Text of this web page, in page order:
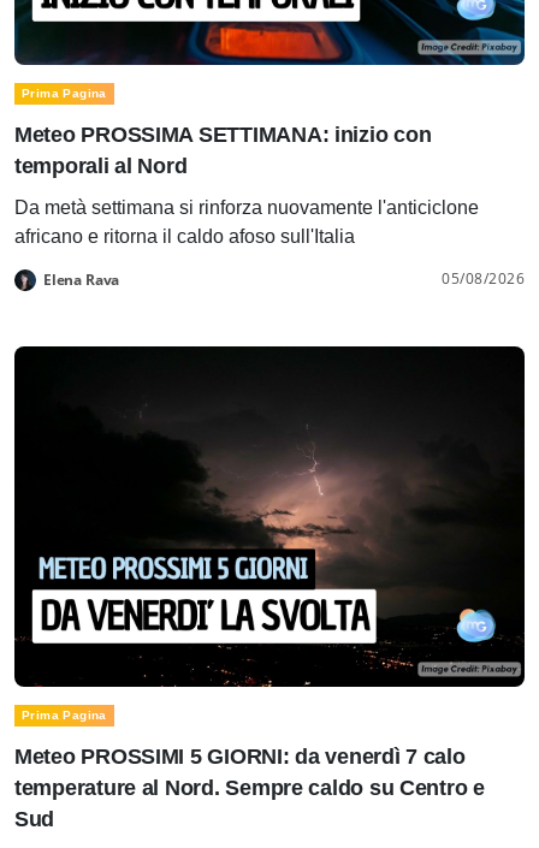
Prima Pagina
Meteo PROSSIMA SETTIMANA: inizio con
temporali al Nord
Da metà settimana si rinforza nuovamente l'anticiclone
africano e ritorna il caldo afoso sull'Italia
Elena Rava 05/08/2026
Prima Pagina
Meteo PROSSIMI 5 GIORNI: da venerdì 7 calo
temperature al Nord. Sempre caldo su Centro e
Sud